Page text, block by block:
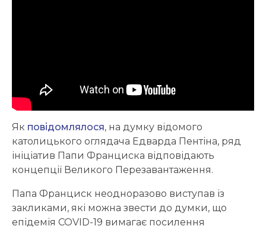
Як повідомлялося, на думку відомого
католицького оглядача Едварда Пентіна, ряд
ініціатив Папи Франциска відповідають
концепції Великого Перезавантаження.
Папа Франциск неодноразово виступав із
закликами, які можна звести до думки, що
епідемія COVID-19 вимагає посилення